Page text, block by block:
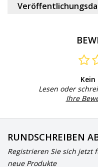
Lesen oder
Ihre
RUNDSCHREIBEN
Registrieren Sie sich
neue Produkte